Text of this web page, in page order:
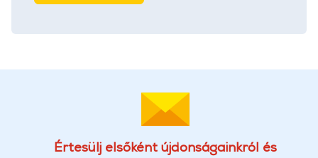
Értesülj elsőként újdonságainkról és